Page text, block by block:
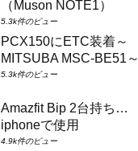
（Muson NOTE1）
5.3k件のビュー
PCX150にETC装着～
MITSUBA MSC-BE51～
5.3k件のビュー
Amazfit Bip 2台持ち…
iphoneで使用
4.9k件のビュー